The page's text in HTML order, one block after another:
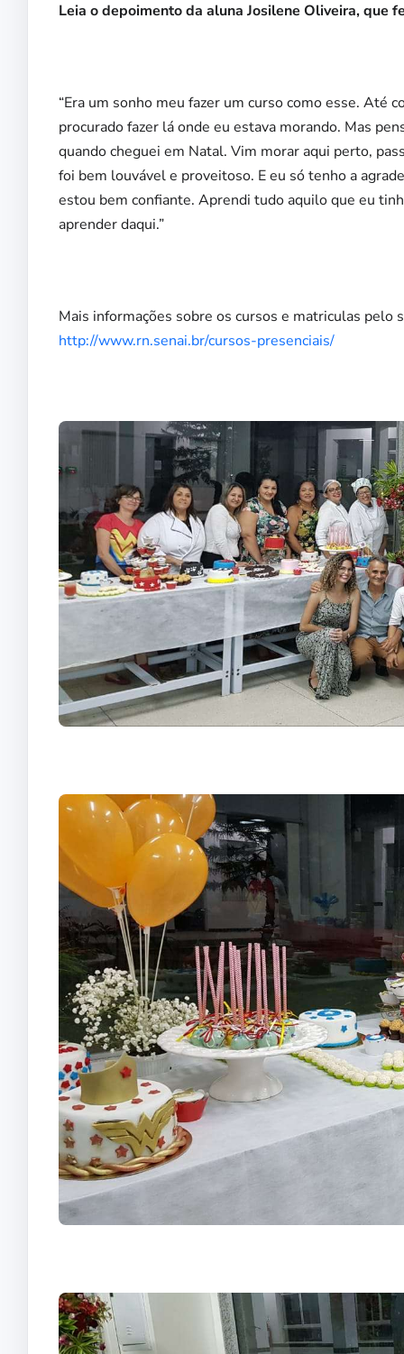
Leia o depoimento da aluna Josilene Oliveira, que
“Era um sonho meu fazer um curso como esse. Até
procurado fazer lá onde eu estava morando. Mas
quando cheguei em Natal. Vim morar aqui perto,
foi bem louvável e proveitoso. E eu só tenho a
estou bem confiante. Aprendi tudo aquilo que eu
aprender daqui.”
Mais informações sobre os cursos e matriculas pelo
http://www.rn.senai.br/cursos-presenciais/